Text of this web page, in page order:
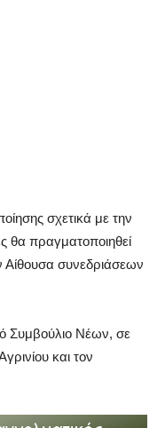
σχετικά με την
θα πραγματοποιηθεί
Αίθουσα συνεδριάσεων
Συμβούλιο Νέων, σε
και τον